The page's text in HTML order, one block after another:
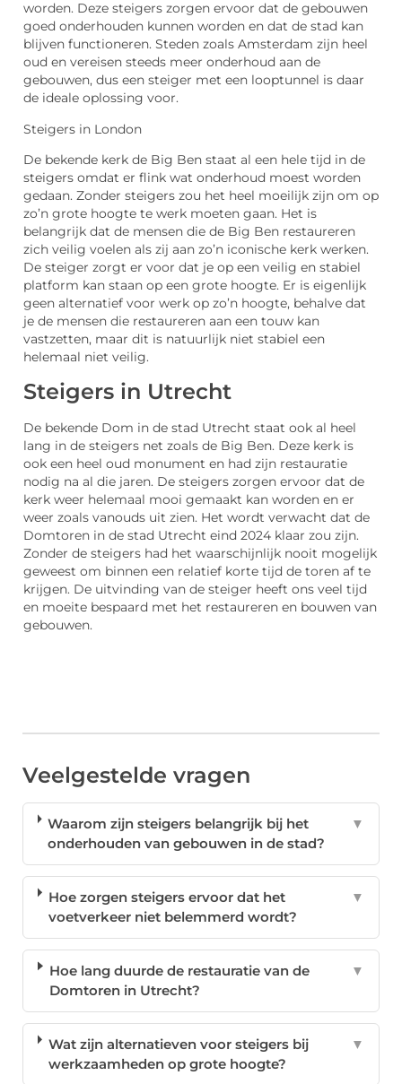
worden. Deze steigers zorgen ervoor dat de gebouwen
goed onderhouden kunnen worden en dat de stad kan
blijven functioneren. Steden zoals Amsterdam zijn heel
oud en vereisen steeds meer onderhoud aan de
gebouwen, dus een steiger met een looptunnel is daar
de ideale oplossing voor.
Steigers in London
De bekende kerk de Big Ben staat al een hele tijd in de
steigers omdat er flink wat onderhoud moest worden
gedaan. Zonder steigers zou het heel moeilijk zijn om op
zo’n grote hoogte te werk moeten gaan. Het is
belangrijk dat de mensen die de Big Ben restaureren
zich veilig voelen als zij aan zo’n iconische kerk werken.
De steiger zorgt er voor dat je op een veilig en stabiel
platform kan staan op een grote hoogte. Er is eigenlijk
geen alternatief voor werk op zo’n hoogte, behalve dat
je de mensen die restaureren aan een touw kan
vastzetten, maar dit is natuurlijk niet stabiel een
helemaal niet veilig.
Steigers in Utrecht
De bekende Dom in de stad Utrecht staat ook al heel
lang in de steigers net zoals de Big Ben. Deze kerk is
ook een heel oud monument en had zijn restauratie
nodig na al die jaren. De steigers zorgen ervoor dat de
kerk weer helemaal mooi gemaakt kan worden en er
weer zoals vanouds uit zien. Het wordt verwacht dat de
Domtoren in de stad Utrecht eind 2024 klaar zou zijn.
Zonder de steigers had het waarschijnlijk nooit mogelijk
geweest om binnen een relatief korte tijd de toren af te
krijgen. De uitvinding van de steiger heeft ons veel tijd
en moeite bespaard met het restaureren en bouwen van
gebouwen.
Veelgestelde vragen
Waarom zijn steigers belangrijk bij het
onderhouden van gebouwen in de stad?
▼
Hoe zorgen steigers ervoor dat het
voetverkeer niet belemmerd wordt?
▼
Hoe lang duurde de restauratie van de
Domtoren in Utrecht?
▼
Wat zijn alternatieven voor steigers bij
werkzaamheden op grote hoogte?
▼